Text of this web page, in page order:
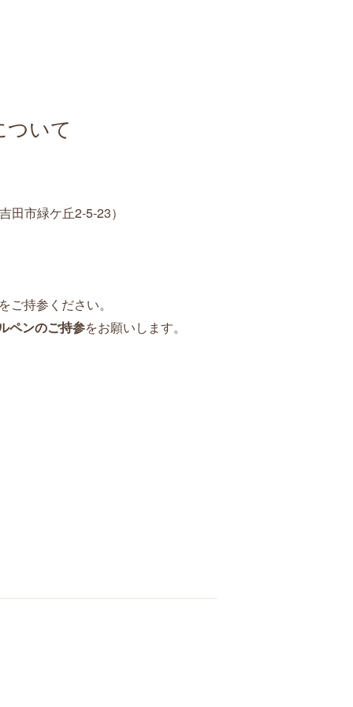
ついて
田市緑ケ丘2-5-23）
ご持参ください。
ペンのご持参をお願いします。